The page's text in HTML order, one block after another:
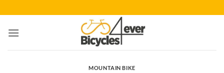
al
contenido
MOUNTAIN BIKE